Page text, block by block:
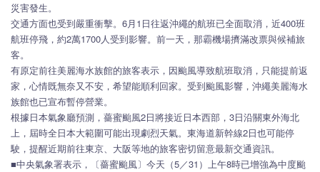
災害發生。
交通方面也受到嚴重衝擊。6月1日往返沖繩的航班已全面取消，近400班
航班停飛，約2萬1700人受到影響。前一天，那霸機場擠滿改票與候補旅
客。
有原定前往美麗海水族館的旅客表示，因颱風導致航班取消，只能提前返
家，心情既無奈又不安，希望能順利回家。受到颱風影響，沖繩美麗海水
族館也已宣布暫停營業。
根據日本氣象廳預測，薔蜜颱風2日將接近日本西部，3日沿關東外海北
上，屆時全日本大範圍可能出現劇烈天氣。東海道新幹線2日也可能停
駛，提醒近期前往東京、大阪等地的旅客密切留意最新交通資訊。
■中央氣象署表示，〔薔蜜颱風〕今天（5／31）上午8時已增強為中度颱